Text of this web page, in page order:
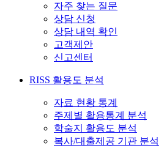
자주 찾는 질문
상담 신청
상담 내역 확인
고객제안
신고센터
RISS 활용도 분석
자료 현황 통계
주제별 활용통계 분석
학술지 활용도 분석
복사/대출제공 기관 분석